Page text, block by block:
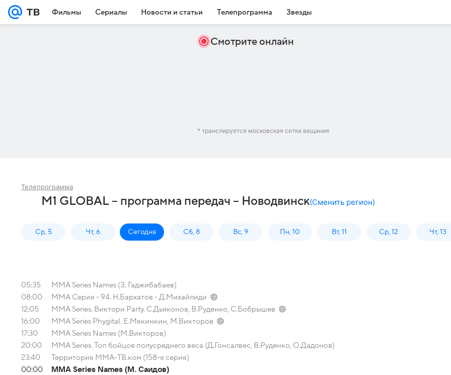
Фильмы Сериалы Новости и статьи Телепрограмма Звезды
Смотрите онлайн
* транслируется московская сетка вещания
Телепрограмма
M1 GLOBAL – программа передач – Новодвинск(Сменить регион)
Ср, 5 Чт, 6 Сегодня Сб, 8 Вс, 9 Пн, 10 Вт, 11 Ср, 12 Чт, 13
05:35
MMA Series Names (З. Гаджибабаев)
08:00
ММА Серия - 94. Н.Бархатов - Д.Михайлиди
12:05
MMA Series. Виктори Party. С.Дьяконов, В.Руденко, С.Бобрышев
16:00
MMA Series Phygital. Е.Мякинкин, М.Викторов
17:30
MMA Series Names (М.Викторов)
20:00
MMA Series. Топ бойцов полусреднего веса (Д.Гонсалвес, В.Руденко, О.Дадонов)
23:40
Территория ММА-ТВ.ком (158-я серия)
00:00
MMA Series Names (М. Саидов)